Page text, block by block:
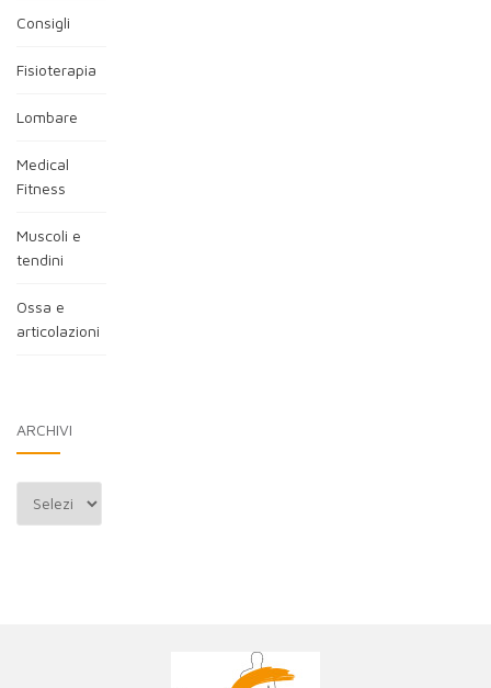
Consigli
Fisioterapia
Lombare
Medical
Fitness
Muscoli e
tendini
Ossa e
articolazioni
ARCHIVI
Archivi